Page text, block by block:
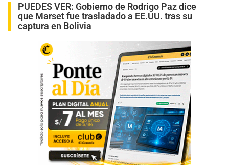
PUEDES VER: Gobierno de Rodrigo Paz dice
que Marset fue trasladado a EE.UU. tras su
captura en Bolivia